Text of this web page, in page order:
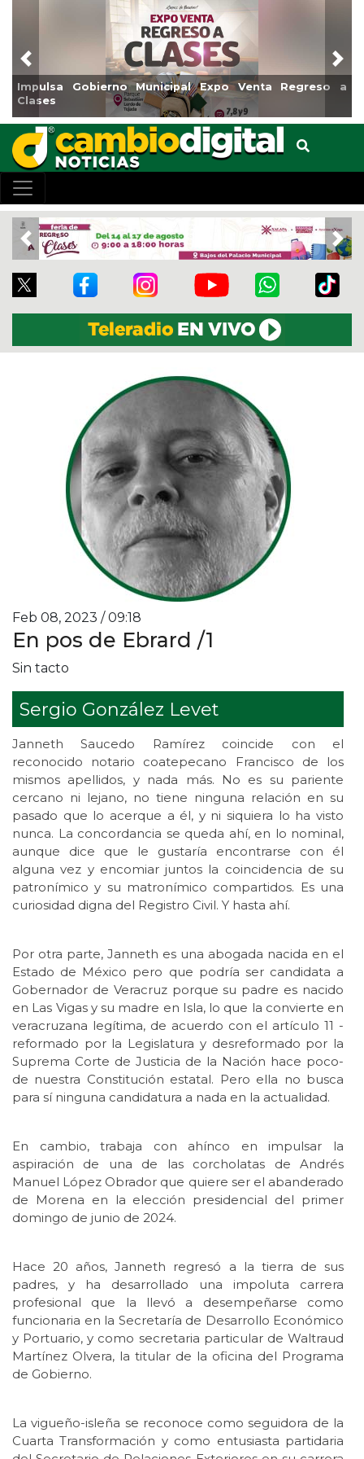
Municipal Expo Venta Regreso a
Reabrirá
Previous
Previous
Feb 08, 2023 / 09:18
En pos de Ebrard /1
Sin tacto
Sergio González Levet
Janneth Saucedo Ramírez coincide con el
reconocido notario coatepecano Francisco de los
mismos apellidos, y nada más. No es su pariente
cercano ni lejano, no tiene ninguna relación en su
pasado que lo acerque a él, y ni siquiera lo ha visto
nunca. La concordancia se queda ahí, en lo nominal,
aunque dice que le gustaría encontrarse con él
alguna vez y encomiar juntos la coincidencia de su
patronímico y su matronímico compartidos. Es una
curiosidad digna del Registro Civil. Y hasta ahí.
Por otra parte, Janneth es una abogada nacida en el
Estado de México pero que podría ser candidata a
Gobernador de Veracruz porque su padre es nacido
en Las Vigas y su madre en Isla, lo que la convierte en
veracruzana legítima, de acuerdo con el artículo 11 -
reformado por la Legislatura y desreformado por la
Suprema Corte de Justicia de la Nación hace poco-
de nuestra Constitución estatal. Pero ella no busca
para sí ninguna candidatura a nada en la actualidad.
En cambio, trabaja con ahínco en impulsar la
aspiración de una de las corcholatas de Andrés
Manuel López Obrador que quiere ser el abanderado
de Morena en la elección presidencial del primer
domingo de junio de 2024.
Hace 20 años, Janneth regresó a la tierra de sus
padres, y ha desarrollado una impoluta carrera
profesional que la llevó a desempeñarse como
funcionaria en la Secretaría de Desarrollo Económico
y Portuario, y como secretaria particular de Waltraud
Martínez Olvera, la titular de la oficina del Programa
de Gobierno.
La vigueño-isleña se reconoce como seguidora de la
Cuarta Transformación y como entusiasta partidaria